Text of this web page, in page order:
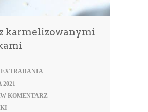
karmelizowanymi
EXTRADANIA
2021
KOMENTARZ